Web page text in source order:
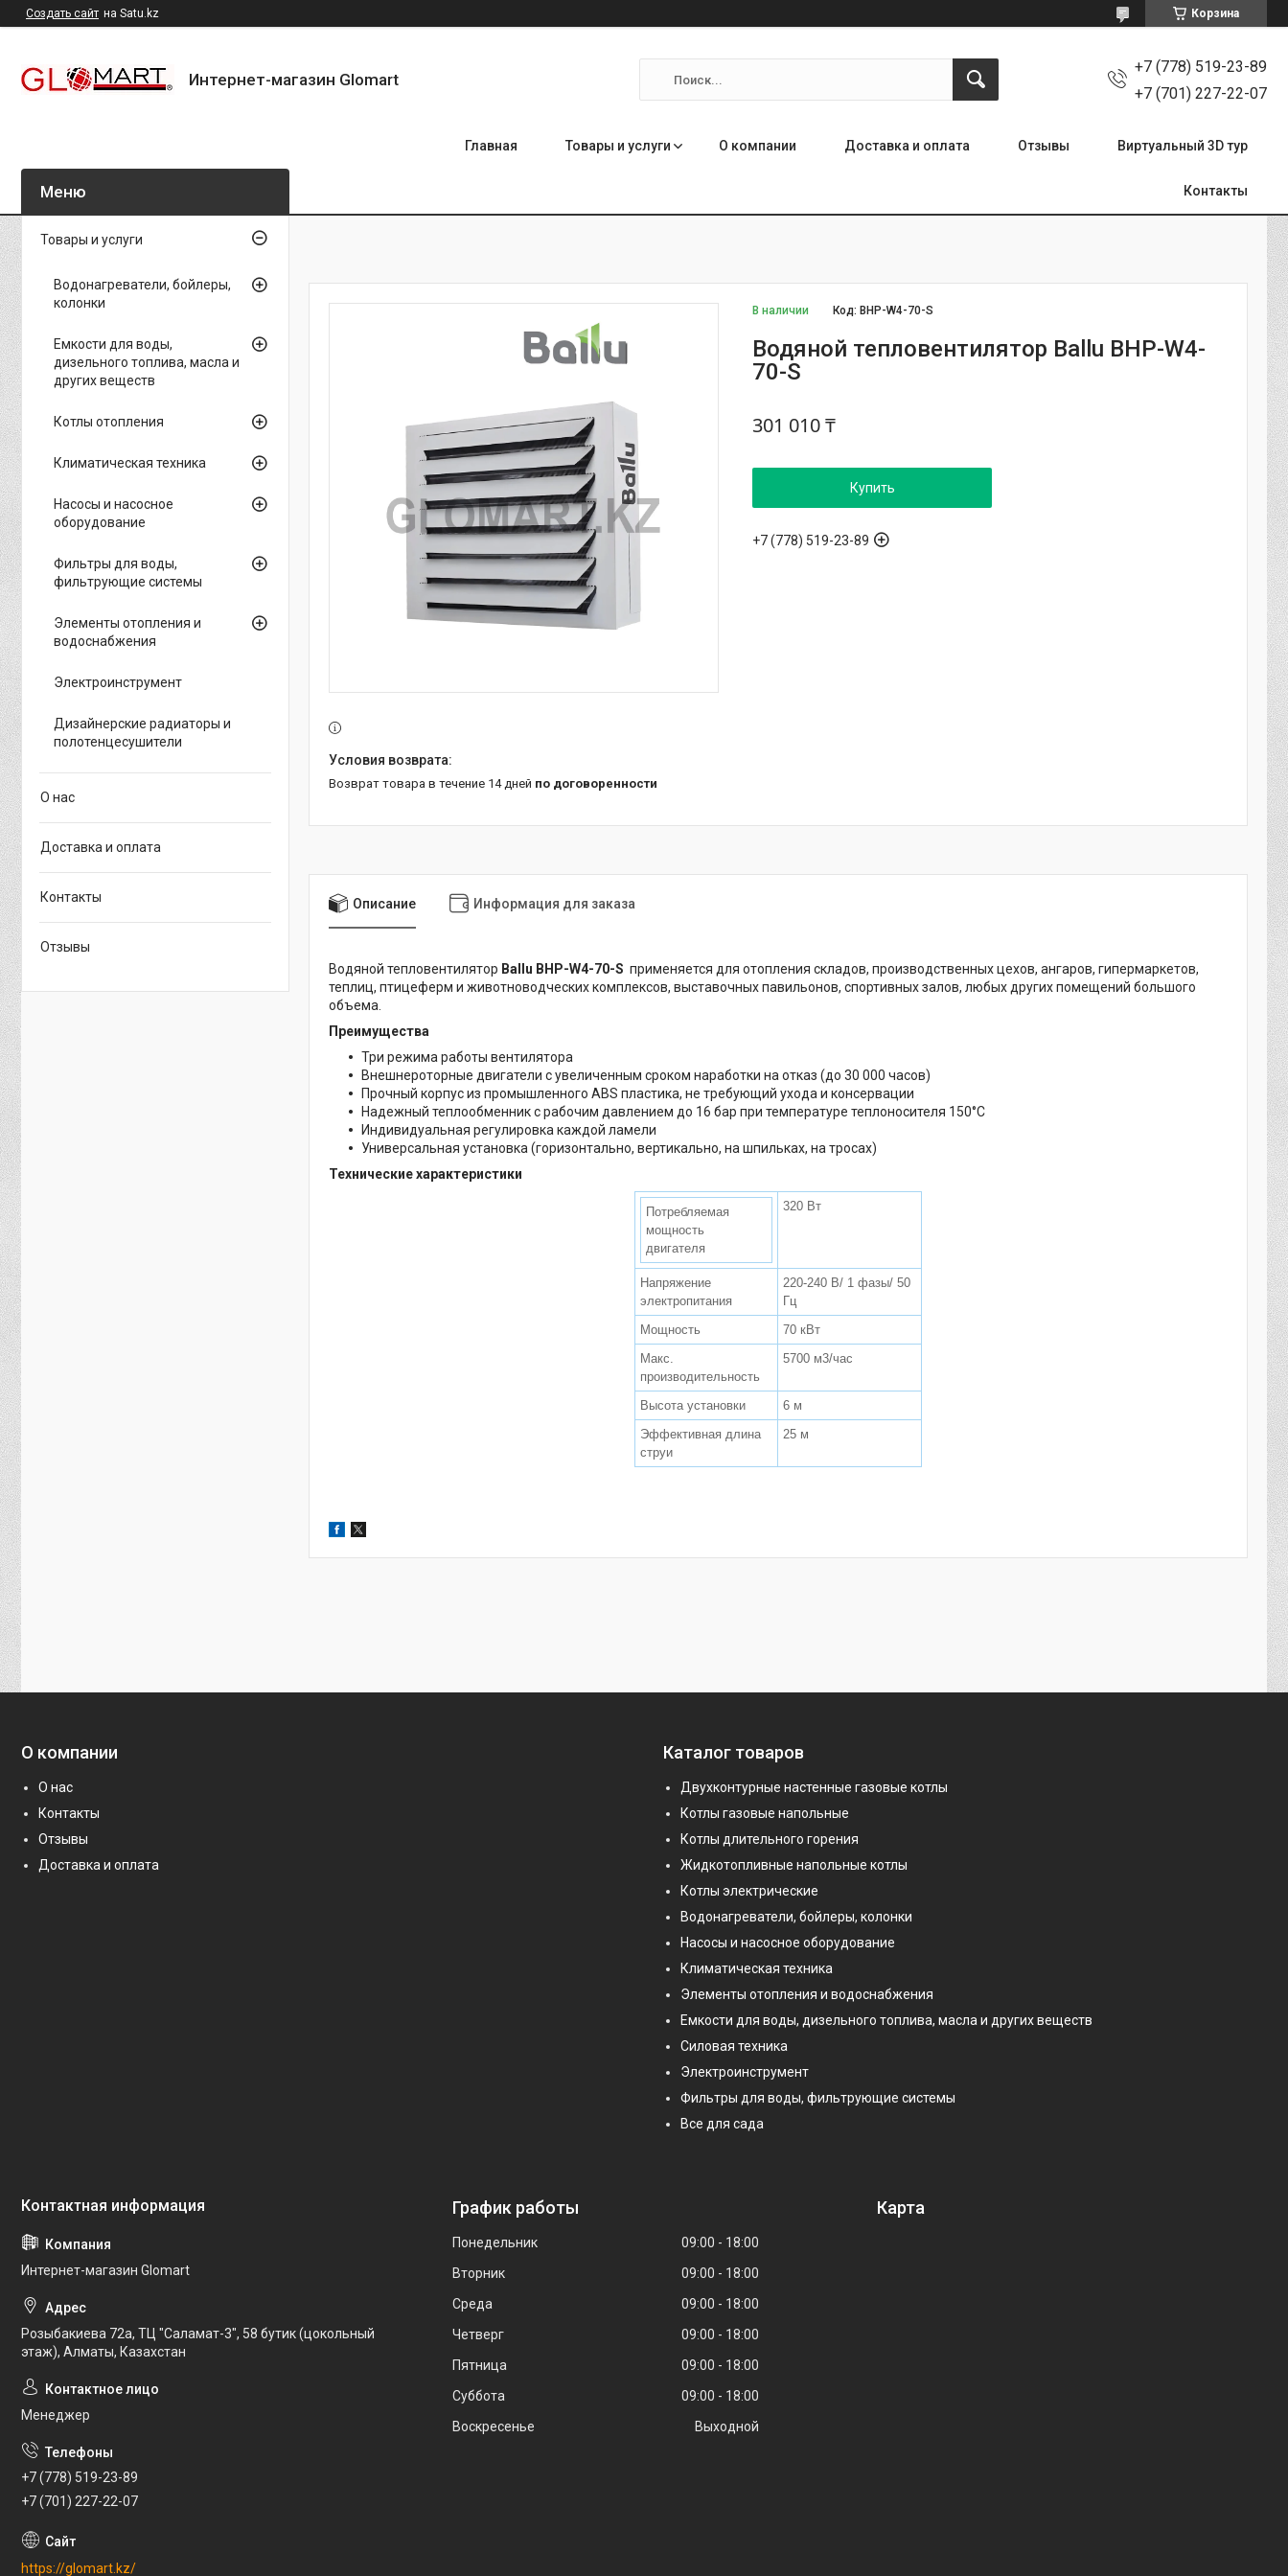
Создать сайт на Satu.kz Корзина
Интернет-магазин Glomart
+7 (778) 519-23-89
+7 (701) 227-22-07
Главная Товары и услуги О компании Доставка и оплата Отзывы Виртуальный 3D тур
Контакты
В наличии Код:BHP-W4-70-S
Водяной тепловентилятор Ballu BHP-W4-
70-S
301 010 ₸
Купить
+7 (778) 519-23-89
возврат товара в течение 14 дней по договоренности
Описание Информация для заказа
Водяной тепловентилятор Ballu BHP-W4-70-S применяется для отопления складов, производственных цехов, ангаров, гипермаркетов,
теплиц, птицеферм и животноводческих комплексов, выставочных павильонов, спортивных залов, любых других помещений большого
объема.
Преимущества
Три режима работы вентилятора
Внешнероторные двигатели с увеличенным сроком наработки на отказ (до 30 000 часов)
Прочный корпус из промышленного ABS пластика, не требующий ухода и консервации
Надежный теплообменник с рабочим давлением до 16 бар при температуре теплоносителя 150°С
Индивидуальная регулировка каждой ламели
Универсальная установка (горизонтально, вертикально, на шпильках, на тросах)
Технические характеристики
Потребляемая
мощность
двигателя
320 Вт
Напряжение
электропитания
220-240 В/ 1 фазы/ 50
Гц
Мощность
70 кВт
Макс.
производительность
5700 м3/час
Высота установки
6 м
Эффективная длина
струи
25 м
Товары и услуги
Водонагреватели, бойлеры,
колонки
Емкости для воды,
дизельного топлива, масла и
других веществ
Котлы отопления
Климатическая техника
Насосы и насосное
оборудование
Фильтры для воды,
фильтрующие системы
Элементы отопления и
водоснабжения
Электроинструмент
Дизайнерские радиаторы и
полотенцесушители
О нас
Доставка и оплата
Контакты
Отзывы
О компании
О нас
Контакты
Отзывы
Доставка и оплата
Каталог товаров
Двухконтурные настенные газовые котлы
Котлы газовые напольные
Котлы длительного горения
Жидкотопливные напольные котлы
Котлы электрические
Водонагреватели, бойлеры, колонки
Насосы и насосное оборудование
Климатическая техника
Элементы отопления и водоснабжения
Емкости для воды, дизельного топлива, масла и других веществ
Силовая техника
Электроинструмент
Фильтры для воды, фильтрующие системы
Все для сада
Интернет-магазин Glomart
Розыбакиева 72а, ТЦ "Саламат-3", 58 бутик (цокольный
этаж), Алматы, Казахстан
Менеджер
+7 (778) 519-23-89
+7 (701) 227-22-07
https://glomart.kz/
График работы
Понедельник 09:00
18:00
Вторник
09:00
18:00
Среда
09:00
18:00
Четверг
09:00
18:00
Пятница
09:00
18:00
Суббота
09:00
18:00
Воскресенье
Выходной
Карта